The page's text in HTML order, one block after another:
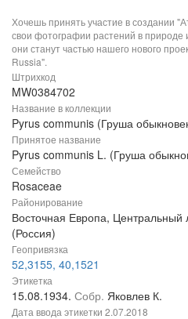
Хочешь принять участие в создании
свои фотографии растений в природе
они станут частью нашего нового
Russia".
Штрихкод
MW0384702
Название в коллекции
Pyrus communis (Груша
Принятое название
Pyrus communis L. (Груша
Семейство
Rosaceae
Районирование
Восточная Европа, Центральный
(Россия)
Геопривязка
52,3155, 40,1521
Этикетка
15.08.1934. Собр. Яковлев К.
Дата ввода этикетки 2.07.2018